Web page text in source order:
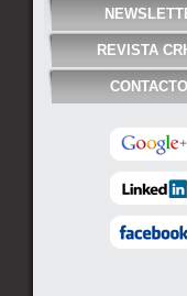
REVISTA